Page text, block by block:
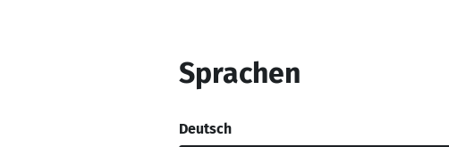
Sprachen
Deutsch